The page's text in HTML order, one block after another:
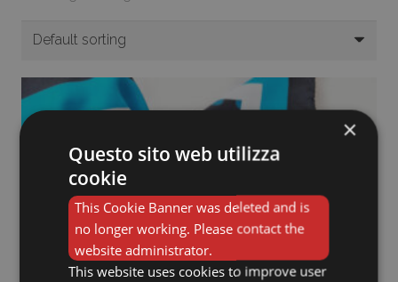
×
Questo sito web utilizza
cookie
This Cookie Banner was deleted and is
no longer working. Please contact the
website administrator.
This website uses cookies to improve user